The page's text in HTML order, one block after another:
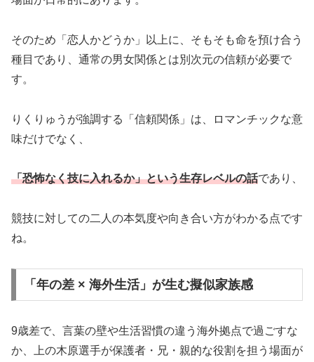
そのため「恋人かどうか」以上に、そもそも命を預け合う
種目であり、通常の男女関係とは別次元の信頼が必要で
す。
りくりゅうが強調する「信頼関係」は、ロマンチックな意
味だけでなく、
「恐怖なく技に入れるか」という生存レベルの話であり、
競技に対しての二人の本気度や向き合い方がわかる点です
ね。
「年の差 × 海外生活」が生む擬似家族感
9歳差で、言葉の壁や生活習慣の違う海外拠点で過ごすな
か、上の木原選手が保護者・兄・親的な役割を担う場面が